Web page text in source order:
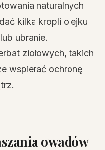
naturalnych
kilka kropli olejku
ubranie.
ziołowych, takich
wspierać ochronę
owadów